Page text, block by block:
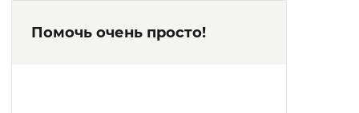
Помочь очень просто!